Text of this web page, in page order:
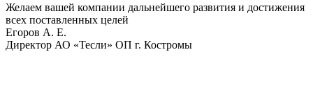
Желаем вашей компании дальнейшего развития и достижения
всех поставленных целей
Егоров A. E.
Директор АО «Тесли» ОП г. Костромы